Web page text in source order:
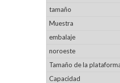
tamaño
Muestra
embalaje
noroeste
Tamaño de la
Capacidad